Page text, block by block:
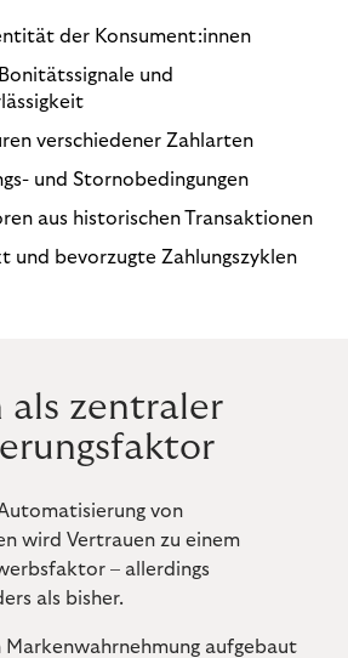
der Konsument:innen
und
verschiedener Zahlarten
und Stornobedingungen
aus historischen Transaktionen
und bevorzugte Zahlungszyklen
als zentraler
von
wird Vertrauen zu einem
– allerdings
als bisher.
aufgebaut